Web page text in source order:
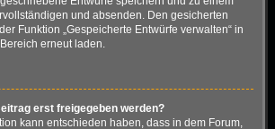
und absenden. Den gesicherten
Funktion „Gespeicherte Entwürfe verwalten“ in
erneut laden.
erst freigegeben werden?
kann entschieden haben, dass in dem Forum,